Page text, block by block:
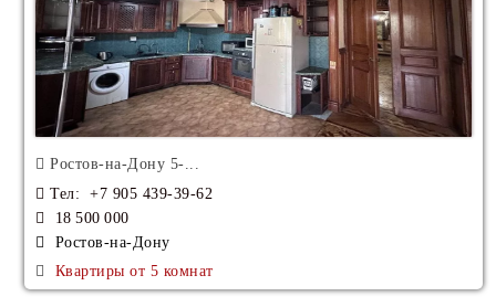
Ростов-на-Дону 5-...
Тел: +7 905 439-39-62
18 500 000
Ростов-на-Дону
Квартиры от 5 комнат